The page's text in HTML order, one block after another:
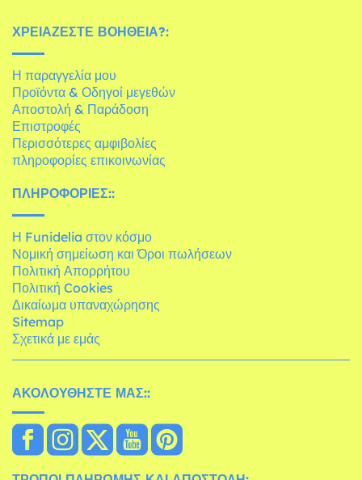
ΧΡΕΙΆΖΕΣΤΕ ΒΟΉΘΕΙΑ?:
Η παραγγελία μου
Προϊόντα & Οδηγοί μεγεθών
Αποστολή & Παράδοση
Επιστροφές
Περισσότερες αμφιβολίες
πληροφορίες επικοινωνίας
ΠΛΗΡΟΦΟΡΊΕΣ::
Η Funidelia στον κόσμο
Νομική σημείωση και Όροι πωλήσεων
Πολιτική Απορρήτου
Πολιτική Cookies
Δικαίωμα υπαναχώρησης
Sitemap
Σχετικά με εμάς
ΑΚΟΛΟΥΘΉΣΤΕ ΜΑΣ::